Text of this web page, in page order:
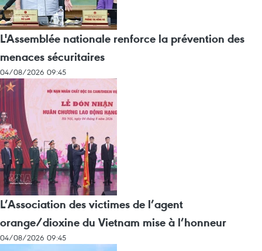
L'Assemblée nationale renforce la prévention des
menaces sécuritaires
04/08/2026 09:45
L’Association des victimes de l’agent
orange/dioxine du Vietnam mise à l’honneur
04/08/2026 09:45